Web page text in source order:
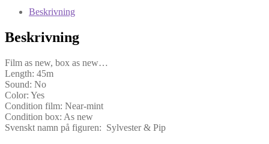
(Super
mängd
Beskrivning
Beskrivning
Film as new, box as new…
Length: 45m
Sound: No
Color: Yes
Condition film: Near-mint
Condition box: As new
Svenskt namn på figuren: Sylvester & Pip